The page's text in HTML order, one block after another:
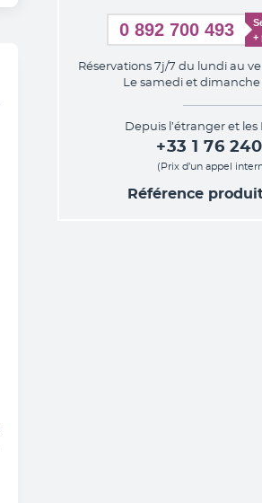
0 892 700 493 +
Réservations 7j/7 du lundi au
Le samedi et dimanche
Depuis l’étranger et les
+33 1 76
(Prix d’un appel
Référence